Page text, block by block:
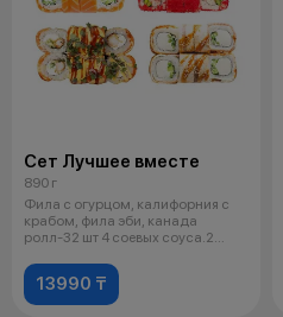
Сет Лучшее вместе
890 г
Фила с огурцом, калифорния с
крабом, фила эби, канада
ролл-32 шт 4 соевых соуса.2
13990 ₸